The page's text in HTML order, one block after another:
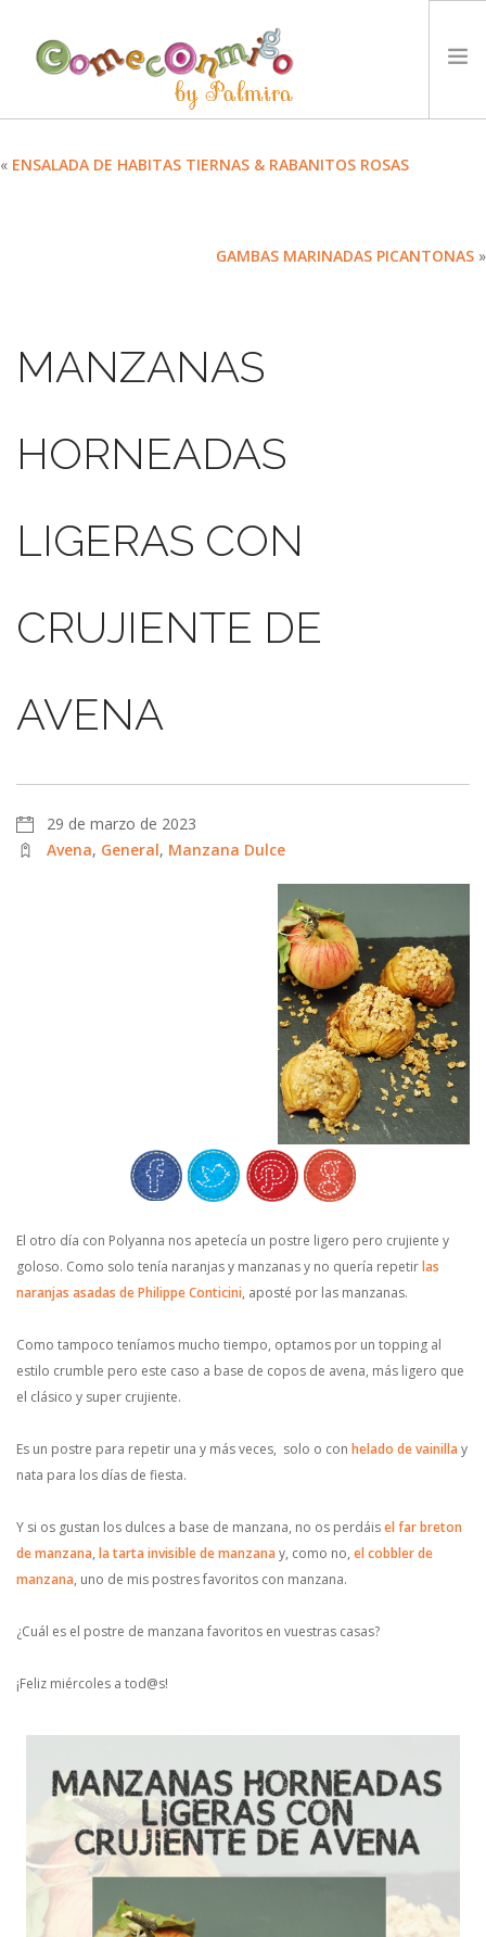
IDIOMA:
« ENSALADA DE HABITAS TIERNAS & RABANITOS ROSAS
GAMBAS MARINADAS PICANTONAS »
MANZANAS
HORNEADAS
LIGERAS CON
CRUJIENTE DE
AVENA
29 de marzo de 2023
Avena, General, Manzana Dulce
El otro día con Polyanna nos apetecía un postre ligero pero crujiente y
goloso. Como solo tenía naranjas y manzanas y no quería repetirlas
naranjas asadas de Philippe Conticini, aposté por las manzanas.
Como tampoco teníamos mucho tiempo, optamos por un topping al
estilo crumble pero este caso a base de copos de avena, más ligero que
el clásico y super crujiente.
Es un postre para repetir una y más veces, solo o con helado de vainilla y
nata para los días de fiesta.
Y si os gustan los dulces a base de manzana, no os perdáisel far breton
de manzana, la tarta invisible de manzana y, como no, el cobbler de
manzana, uno de mis postres favoritos con manzana.
¿Cuál es el postre de manzana favoritos en vuestras casas?
¡Feliz miércoles a tod@s!